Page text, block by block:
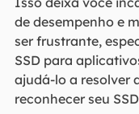
de desempenho e
ser frustrante,
SSD para
ajudá-lo a resolver
reconhecer seu